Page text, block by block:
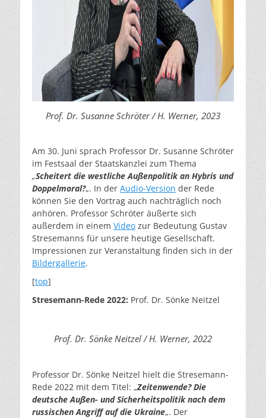
Prof. Dr. Susanne Schröter / H. Werner, 2023
Am 30. Juni sprach Professor Dr. Susanne Schröter
im Festsaal der Staatskanzlei zum Thema
„Scheitert die westliche Außenpolitik an Hybris und
Doppelmoral?„. In der Audio-Version der Rede
können Sie den Vortrag auch nachträglich noch
anhören. Professor Schröter äußerte sich
außerdem in einem Video zur Bedeutung Gustav
Stresemanns für unsere heutige Gesellschaft.
Impressionen zur Veranstaltung finden sich in der
Bildergallerie.
[top]
Stresemann-Rede 2022: Prof. Dr. Sönke Neitzel
Prof. Dr. Sönke Neitzel / H. Werner, 2022
Professor Dr. Sönke Neitzel hielt die Stresemann-
Rede 2022 mit dem Titel: „Zeitenwende? Die
deutsche Außen- und Sicherheitspolitik nach dem
russischen Angriff auf die Ukraine„. Der